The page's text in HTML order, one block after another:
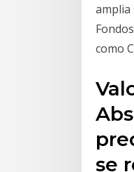
amplia
como
se